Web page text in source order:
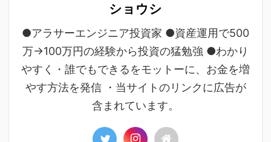
ショウシ
●アラサーエンジニア投資家 ●資産運用で500
万→100万円の経験から投資の猛勉強 ●わかり
やすく・誰でもできるをモットーに、お金を増
やす方法を発信 ・当サイトのリンクに広告が
含まれています。